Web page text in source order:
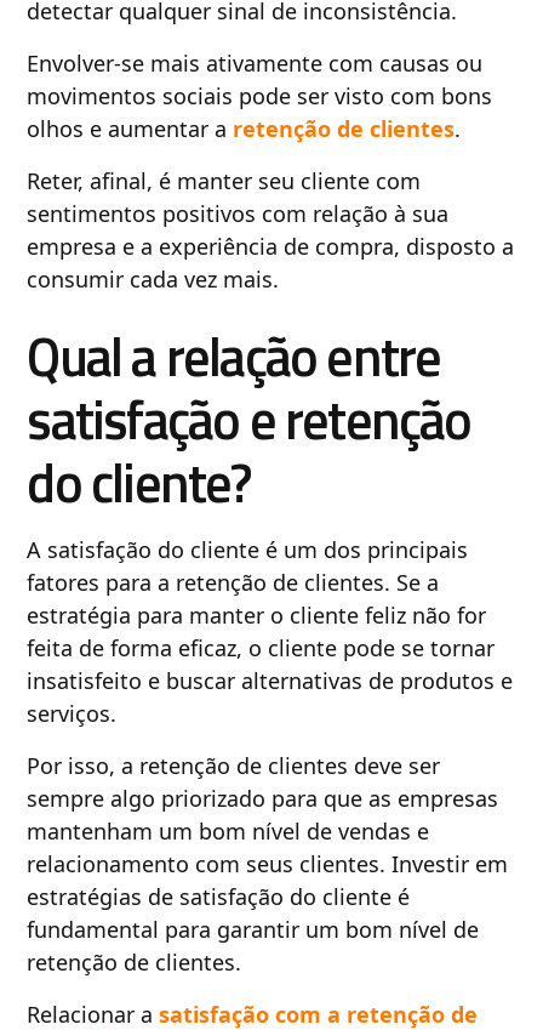
detectar qualquer sinal de inconsistência.
Envolver-se mais ativamente com causas ou
movimentos sociais pode ser visto com bons
olhos e aumentar a retenção de clientes.
Reter, afinal, é manter seu cliente com
sentimentos positivos com relação à sua
empresa e a experiência de compra, disposto a
consumir cada vez mais.
Qual a relação entre
satisfação e retenção
do cliente?
A satisfação do cliente é um dos principais
fatores para a retenção de clientes. Se a
estratégia para manter o cliente feliz não for
feita de forma eficaz, o cliente pode se tornar
insatisfeito e buscar alternativas de produtos e
serviços.
Por isso, a retenção de clientes deve ser
sempre algo priorizado para que as empresas
mantenham um bom nível de vendas e
relacionamento com seus clientes. Investir em
estratégias de satisfação do cliente é
fundamental para garantir um bom nível de
retenção de clientes.
Relacionar asatisfação com a retenção de